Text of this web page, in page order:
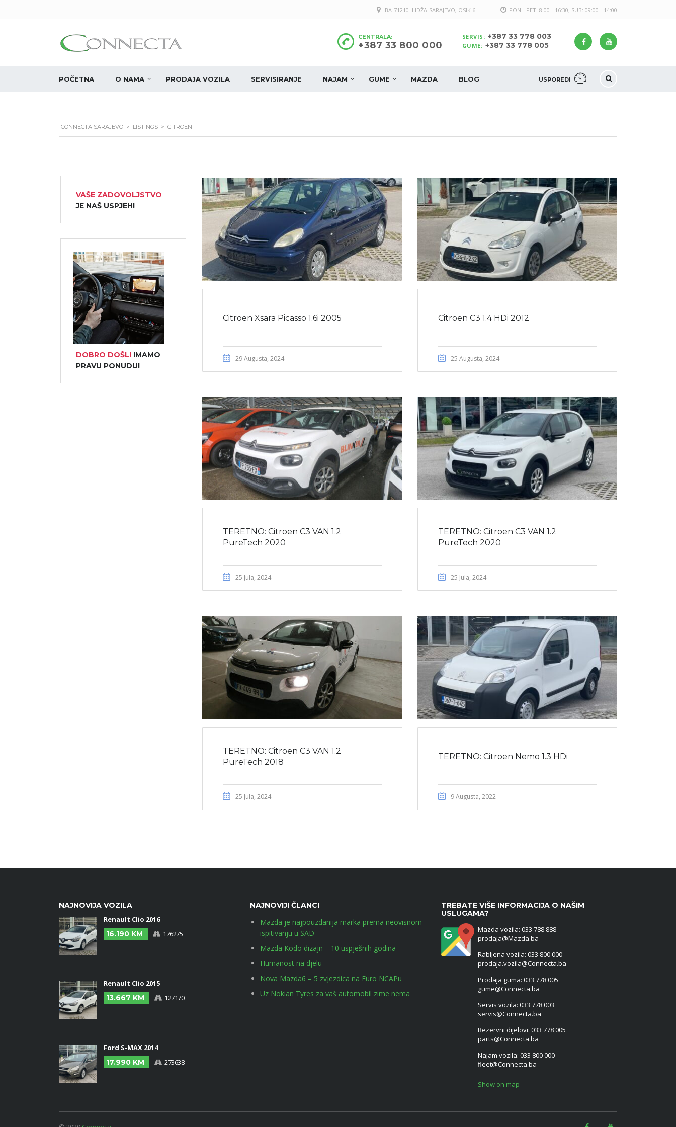
PON - PET: 8:00 - 16:30; SUB: 09:00 - 14:00
BA-71210 ILIDŽA-SARAJEVO, OSIK 6
SERVIS: +387 33 778 003
GUME: +387 33 778 005
CENTRALA:
+387 33 800 000
USPOREDI
POČETNA O NAMA PRODAJA VOZILA SERVISIRANJE NAJAM GUME MAZDA BLOG
CONNECTA SARAJEVO > LISTINGS > CITROEN
Citroen Xsara Picasso 1.6i 2005
29 Augusta, 2024
Citroen C3 1.4 HDi 2012
25 Augusta, 2024
TERETNO: Citroen C3 VAN 1.2
PureTech 2020
25 Jula, 2024
TERETNO: Citroen C3 VAN 1.2
PureTech 2020
25 Jula, 2024
TERETNO: Citroen C3 VAN 1.2
PureTech 2018
25 Jula, 2024
TERETNO: Citroen Nemo 1.3 HDi
9 Augusta, 2022
VAŠE ZADOVOLJSTVO
JE NAŠ USPJEH!
DOBRO DOŠLI IMAMO
PRAVU PONUDU!
NAJNOVIJA VOZILA
Renault Clio 2016
16.190 KM
176275
Renault Clio 2015
13.667 KM
127170
Ford S-MAX 2014
17.990 KM
273638
NAJNOVIJI ČLANCI
Mazda je najpouzdanija marka prema neovisnom
ispitivanju u SAD
Mazda Kodo dizajn – 10 uspješnih godina
Humanost na djelu
Nova Mazda6 – 5 zvjezdica na Euro NCAPu
Uz Nokian Tyres za vaš automobil zime nema
TREBATE VIŠE INFORMACIJA O NAŠIM
USLUGAMA?
Mazda vozila: 033 788 888
prodaja@Mazda.ba
Rabljena vozila: 033 800 000
prodaja.vozila@Connecta.ba
Prodaja guma: 033 778 005
gume@Connecta.ba
Servis vozila: 033 778 003
servis@Connecta.ba
Rezervni dijelovi: 033 778 005
parts@Connecta.ba
Najam vozila: 033 800 000
fleet@Connecta.ba
Show on map